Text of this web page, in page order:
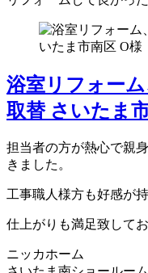
浴室リフォー
取替 さいたま
担当者の方が熱心で親
きました。
工事職人様方も好感が持
仕上がりも満足致してお
ニッカホーム